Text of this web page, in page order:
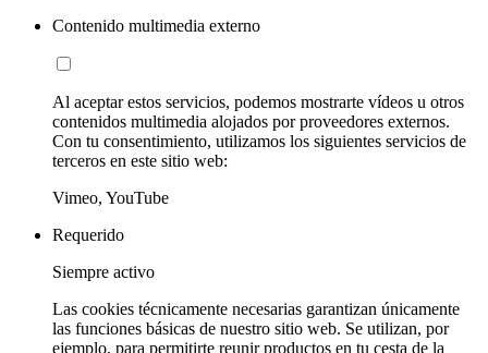
Contenido multimedia externo
Al aceptar estos servicios, podemos mostrarte vídeos u otros
contenidos multimedia alojados por proveedores externos.
Con tu consentimiento, utilizamos los siguientes servicios de
terceros en este sitio web:
Vimeo, YouTube
Requerido
Siempre activo
Las cookies técnicamente necesarias garantizan únicamente
las funciones básicas de nuestro sitio web. Se utilizan, por
ejemplo, para permitirte reunir productos en tu cesta de la